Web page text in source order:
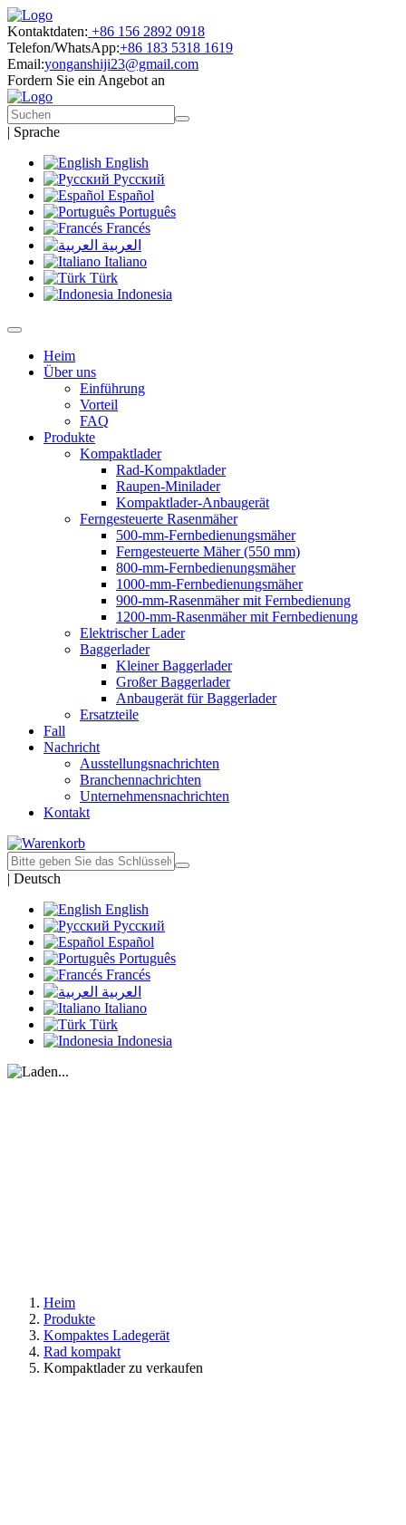
Kontaktdaten: +86 156 2892 0918
Telefon/WhatsApp:+86 183 5318 1619
Email:yonganshiji23@gmail.com
Fordern Sie ein Angebot an
| Sprache
English
Русский
Español
Português
Francés
العربية
Italiano
Türk
Indonesia
Heim
Über uns
Einführung
Vorteil
FAQ
Produkte
Kompaktlader
Rad-Kompaktlader
Raupen-Minilader
Kompaktlader-Anbaugerät
Ferngesteuerte Rasenmäher
500-mm-Fernbedienungsmäher
Ferngesteuerte Mäher (550 mm)
800-mm-Fernbedienungsmäher
1000-mm-Fernbedienungsmäher
900-mm-Rasenmäher mit Fernbedienung
1200-mm-Rasenmäher mit Fernbedienung
Elektrischer Lader
Baggerlader
Kleiner Baggerlader
Großer Baggerlader
Anbaugerät für Baggerlader
Ersatzteile
Fall
Nachricht
Ausstellungsnachrichten
Branchennachrichten
Unternehmensnachrichten
Kontakt
| Deutsch
English
Русский
Español
Português
Francés
العربية
Italiano
Türk
Indonesia
Heim
Produkte
Kompaktes Ladegerät
Rad kompakt
Kompaktlader zu verkaufen